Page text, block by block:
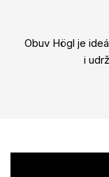
Obuv Högl je
i